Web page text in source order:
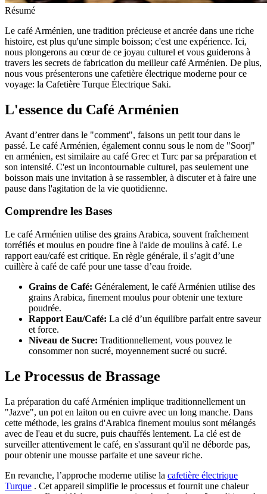
Résumé
Le café Arménien, une tradition précieuse et ancrée dans une riche
histoire, est plus qu'une simple boisson; c'est une expérience. Ici,
nous plongerons au cœur de ce joyau culturel et vous guiderons à
travers les secrets de fabrication du meilleur café Arménien. De plus,
nous vous présenterons une cafetière électrique moderne pour ce
voyage: la Cafetière Turque Électrique Saki.
L'essence du Café Arménien
Avant d’entrer dans le "comment", faisons un petit tour dans le
passé. Le café Arménien, également connu sous le nom de "Soorj"
en arménien, est similaire au café Grec et Turc par sa préparation et
son intensité. C'est un incontournable culturel, pas seulement une
boisson mais une invitation à se rassembler, à discuter et à faire une
pause dans l'agitation de la vie quotidienne.
Comprendre les Bases
Le café Arménien utilise des grains Arabica, souvent fraîchement
torréfiés et moulus en poudre fine à l'aide de moulins à café. Le
rapport eau/café est critique. En règle générale, il s’agit d’une
cuillère à café de café pour une tasse d’eau froide.
Grains de Café: Généralement, le café Arménien utilise des
grains Arabica, finement moulus pour obtenir une texture
poudrée.
Rapport Eau/Café: La clé d’un équilibre parfait entre saveur
et force.
Niveau de Sucre: Traditionnellement, vous pouvez le
consommer non sucré, moyennement sucré ou sucré.
Le Processus de Brassage
La préparation du café Arménien implique traditionnellement un
"Jazve", un pot en laiton ou en cuivre avec un long manche. Dans
cette méthode, les grains d'Arabica finement moulus sont mélangés
avec de l'eau et du sucre, puis chauffés lentement. La clé est de
surveiller attentivement le café, en s'assurant qu'il ne déborde pas,
pour obtenir une mousse parfaite et une saveur riche.
En revanche, l’approche moderne utilise la cafetière électrique
Turque . Cet appareil simplifie le processus et fournit une chaleur